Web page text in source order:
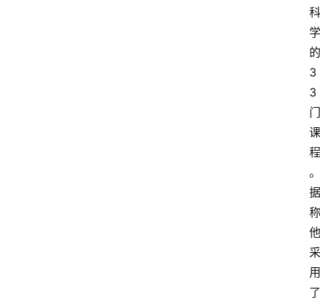
科
学
的
3
3
门
课
程
。
据
称
他
采
用
了